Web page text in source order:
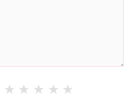
★
★
★
★
★